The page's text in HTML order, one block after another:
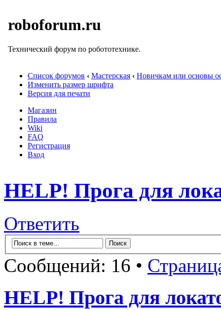
roboforum.ru
Технический форум по робототехнике.
Список форумов ‹ Мастерская ‹ Новичкам или основы
Изменить размер шрифта
Версия для печати
Магазин
Правила
Wiki
FAQ
Регистрация
Вход
HELP! Прога для
Ответить
Сообщений: 16 •
HELP! Прога для